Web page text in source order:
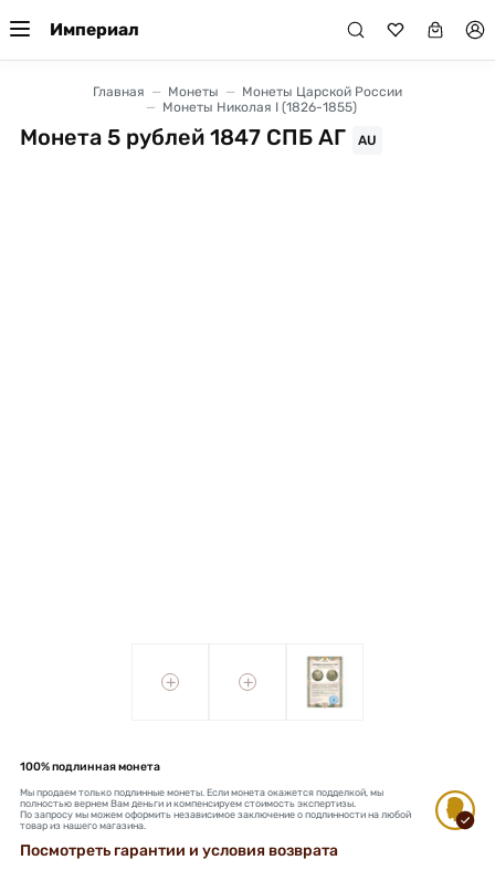
Империал
Главная Монеты
Монеты Царской России
Монеты Николая I (1826-1855)
Монета 5 рублей 1847 СПБ АГ AU
+ +
100% подлинная монета
Мы продаем только подлинные монеты. Если монета окажется подделкой, мы
полностью вернем Вам деньги и компенсируем стоимость экспертизы.
По запросу мы можем оформить независимое заключение о подлинности на любой
товар из нашего магазина.
Посмотреть гарантии и условия возврата